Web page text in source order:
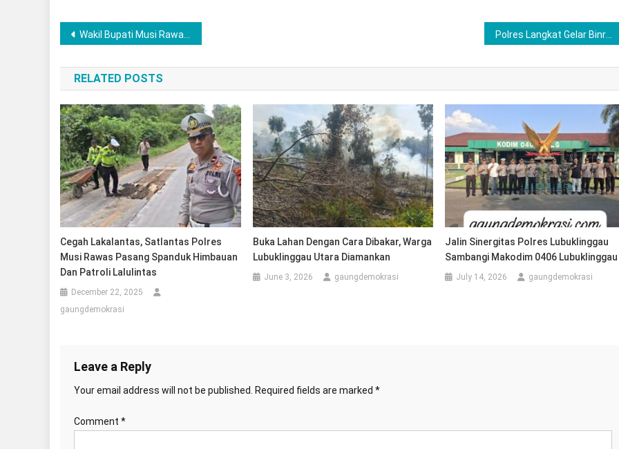
Post
navigation
Wakil Bupati Musi Rawas, H. Suprayitno Hadiri Musrenbang Rangka Penyusunan RKPD Tahun 2027
RELATED POSTS
Cegah Lakalantas, Satlantas Polres
Musi Rawas Pasang Spanduk Himbauan
Dan Patroli Lalulintas
December 22, 2025
gaungdemokrasi
Buka Lahan Dengan Cara Dibakar, Warga
Lubuklinggau Utara Diamankan
June 3, 2026 gaungdemokrasi
Jalin Sinergitas Polres Lubuklinggau
Sambangi Makodim 0406
July 14, 2026 gaungdemokrasi
Leave a Reply
Your email address will not be published. Required fields are marked *
Comment *